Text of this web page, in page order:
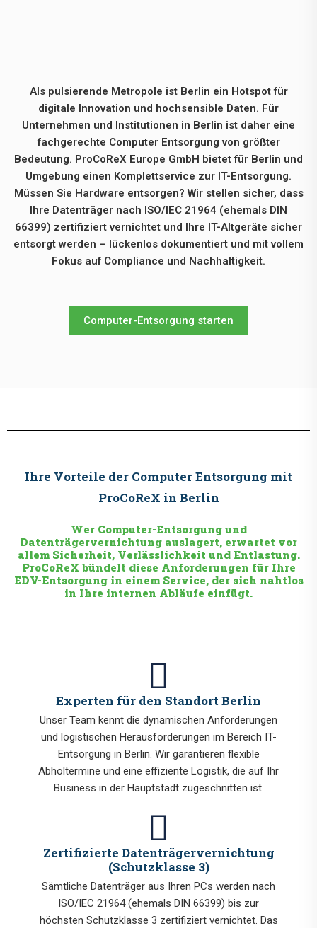
Als pulsierende Metropole ist Berlin ein Hotspot für
digitale Innovation und hochsensible Daten. Für
Unternehmen und Institutionen in Berlin ist daher eine
fachgerechte Computer Entsorgung von größter
Bedeutung. ProCoReX Europe GmbH bietet für Berlin und
Umgebung einen Komplettservice zur IT-Entsorgung.
Müssen Sie Hardware entsorgen? Wir stellen sicher, dass
Ihre Datenträger nach ISO/IEC 21964 (ehemals DIN
66399) zertifiziert vernichtet und Ihre IT-Altgeräte sicher
entsorgt werden – lückenlos dokumentiert und mit vollem
Fokus auf Compliance und Nachhaltigkeit.
Computer-Entsorgung starten
Ihre Vorteile der Computer Entsorgung mit
ProCoReX in Berlin
Wer Computer-Entsorgung und
Datenträgervernichtung auslagert, erwartet vor
allem Sicherheit, Verlässlichkeit und Entlastung.
ProCoReX bündelt diese Anforderungen für Ihre
EDV-Entsorgung in einem Service, der sich nahtlos
in Ihre internen Abläufe einfügt.
Experten für den Standort Berlin
Unser Team kennt die dynamischen Anforderungen
und logistischen Herausforderungen im Bereich IT-
Entsorgung in Berlin. Wir garantieren flexible
Abholtermine und eine effiziente Logistik, die auf Ihr
Business in der Hauptstadt zugeschnitten ist.
Zertifizierte Datenträgervernichtung
(Schutzklasse 3)
Sämtliche Datenträger aus Ihren PCs werden nach
ISO/IEC 21964 (ehemals DIN 66399) bis zur
höchsten Schutzklasse 3 zertifiziert vernichtet. Das